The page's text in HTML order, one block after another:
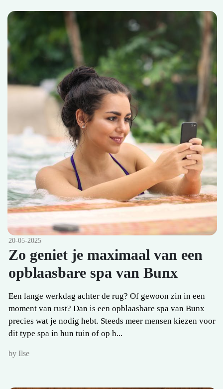
20-05-2025
Zo geniet je maximaal van een
opblaasbare spa van Bunx
Een lange werkdag achter de rug? Of gewoon zin in een
moment van rust? Dan is een opblaasbare spa van Bunx
precies wat je nodig hebt. Steeds meer mensen kiezen voor
dit type spa in hun tuin of op h...
by Ilse